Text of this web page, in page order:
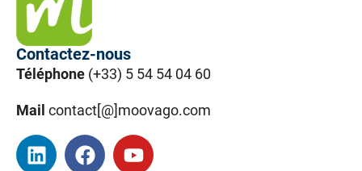
Contactez-nous
Téléphone (+33) 5 54 54 04 60
Mail contact[@]moovago.com